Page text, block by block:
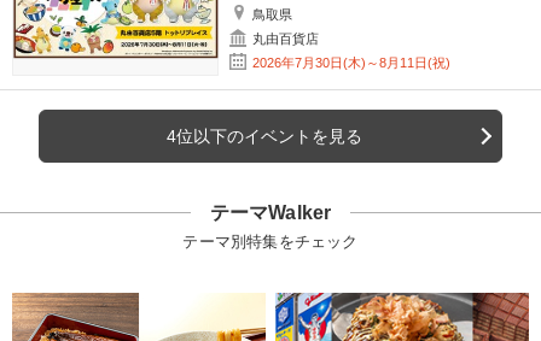
鳥取県
丸由百貨店
2026年7月30日(木)～8月11日(祝)
4位以下のイベントを見る
テーマWalker
テーマ別特集をチェック